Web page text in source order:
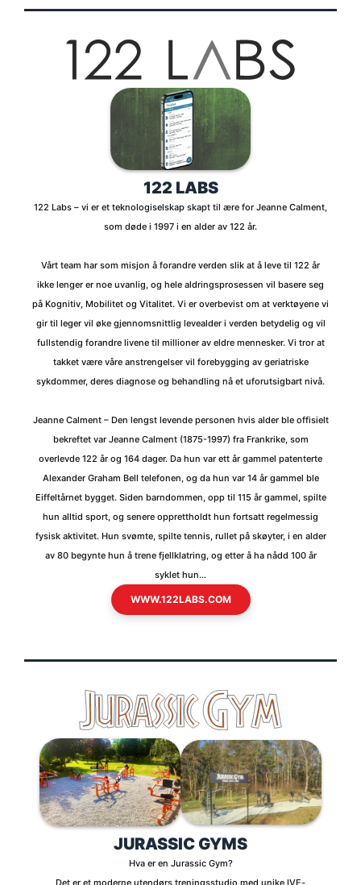
122 LABS
122 Labs – vi er et teknologiselskap skapt til ære for Jeanne Calment,
som døde i 1997 i en alder av 122 år.
Vårt team har som misjon å forandre verden slik at å leve til 122 år
ikke lenger er noe uvanlig, og hele aldringsprosessen vil basere seg
på Kognitiv, Mobilitet og Vitalitet. Vi er overbevist om at verktøyene vi
gir til leger vil øke gjennomsnittlig levealder i verden betydelig og vil
fullstendig forandre livene til millioner av eldre mennesker. Vi tror at
takket være våre anstrengelser vil forebygging av geriatriske
sykdommer, deres diagnose og behandling nå et uforutsigbart nivå.
Jeanne Calment – Den lengst levende personen hvis alder ble offisielt
bekreftet var Jeanne Calment (1875-1997) fra Frankrike, som
overlevde 122 år og 164 dager. Da hun var ett år gammel patenterte
Alexander Graham Bell telefonen, og da hun var 14 år gammel ble
Eiffeltårnet bygget. Siden barndommen, opp til 115 år gammel, spilte
hun alltid sport, og senere opprettholdt hun fortsatt regelmessig
fysisk aktivitet. Hun svømte, spilte tennis, rullet på skøyter, i en alder
av 80 begynte hun å trene fjellklatring, og etter å ha nådd 100 år
syklet hun…
WWW.122LABS.COM
JURASSIC GYMS
Hva er en Jurassic Gym?
Det er et moderne utendørs treningsstudio med unike IVE-